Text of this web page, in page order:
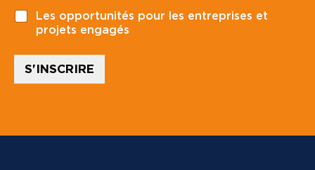
t
a
v
o
Les opportunités pour les entreprises et
projets engagés
S'INSCRIRE